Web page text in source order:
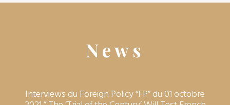
News
Interviews du Foreign Policy “FP” du 01 octobre